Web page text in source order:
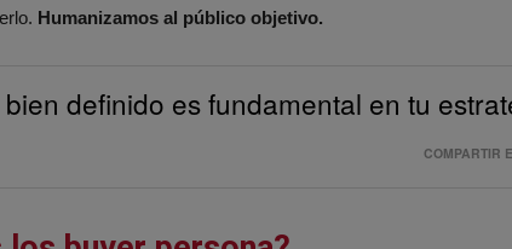
Humanizamos al público objetivo.
definido es fundamental en tu
COMPARTIR